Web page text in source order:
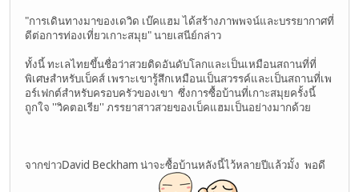
"การเดินทางมาของเดวิด เบ๊คแฮม ได้สร้างภาพพจน์และบรรยากาศที่
ดีต่อการท่องเที่ยวเกาะสมุย" นายเสนีย์กล่าว
ทั้งนี้ ทะเลไทยขึ้นชื่อว่าสวยติดอันดับโลกและเป็นเหมือนสถานที่ที่
พิเศษสำหรับเบ็คส์ เพราะเขารู้สึกเหมือนเป็นสวรรค์และเป็นสถานที่เพ
อร์เฟกต์สำหรับครอบครัวของเขา ซึ่งการซื้อบ้านที่เกาะสมุยครั้งนี้
ถูกใจ ''วิคตอเรีย'' ภรรยาสาวสวยของเบ็คแฮมเป็นอย่างมากด้วย
จากข่าวDavid Beckham น่าจะซื้อบ้านหลังนี้ไว้หลายปีแล้วมั้ง พอดี